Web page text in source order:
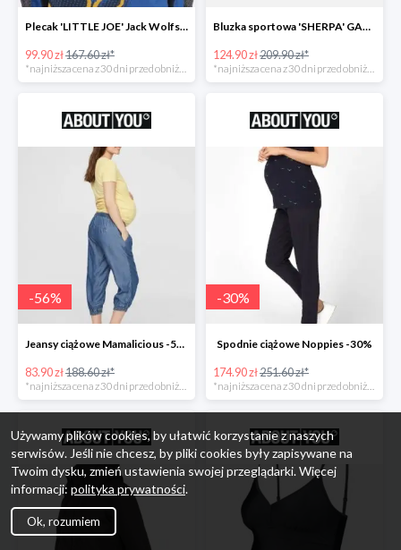
Plecak 'LITTLE JOE' Jack Wolfskin -40%
99.90 zł167.60 zł*
*najniższa cena z 30 dni przed obniżką
Bluzka sportowa 'SHERPA' GAP -40%
124.90 zł209.90 zł*
*najniższa cena z 30 dni przed obniżką
-56%
Jeansy ciążowe Mamalicious -56%
83.90 zł188.60 zł*
-30%
Spodnie ciążowe Noppies -30%
174.90 zł251.60 zł*
Używamy plików cookies, by ułatwić korzystanie z naszych
serwisów. Jeśli nie chcesz, by pliki cookies były zapisywane na
Twoim dysku, zmień ustawienia swojej przeglądarki. Więcej
informacji: polityka prywatności.
Ok, rozumiem